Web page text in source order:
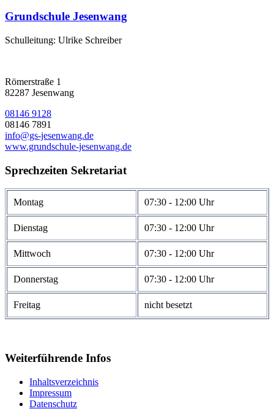
Grundschule Jesenwang
Schulleitung: Ulrike Schreiber
Römerstraße 1
82287 Jesenwang
08146 9128
08146 7891
info@gs-jesenwang.de
www.grundschule-jesenwang.de
Sprechzeiten Sekretariat
Montag 07:30 - 12:00 Uhr
Dienstag 07:30 - 12:00 Uhr
Mittwoch 07:30 - 12:00 Uhr
Donnerstag 07:30 - 12:00 Uhr
Freitag nicht besetzt
Weiterführende Infos
Inhaltsverzeichnis
Impressum
Datenschutz